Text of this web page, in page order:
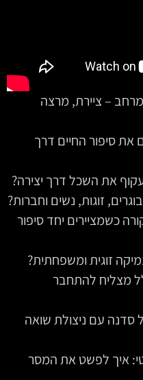
– ציירת, מרצה
את סיפור החיים דרך
את השכל דרך יצירה?
זוגות, נשים וחברות?
כשמציירים יחד סיפור
זוגית ומשפחתית?
מצליח להתחבר
סדנה עם ניצולת שואה
איך לפשט את המסר